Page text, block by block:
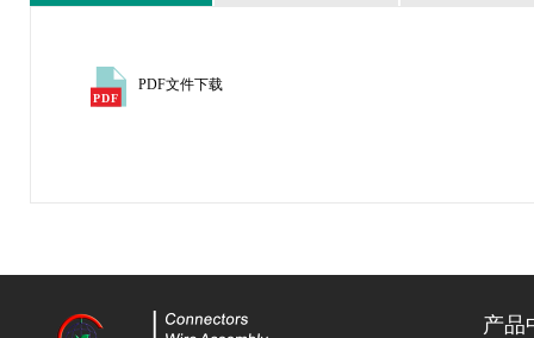
PDF文件下载
产品